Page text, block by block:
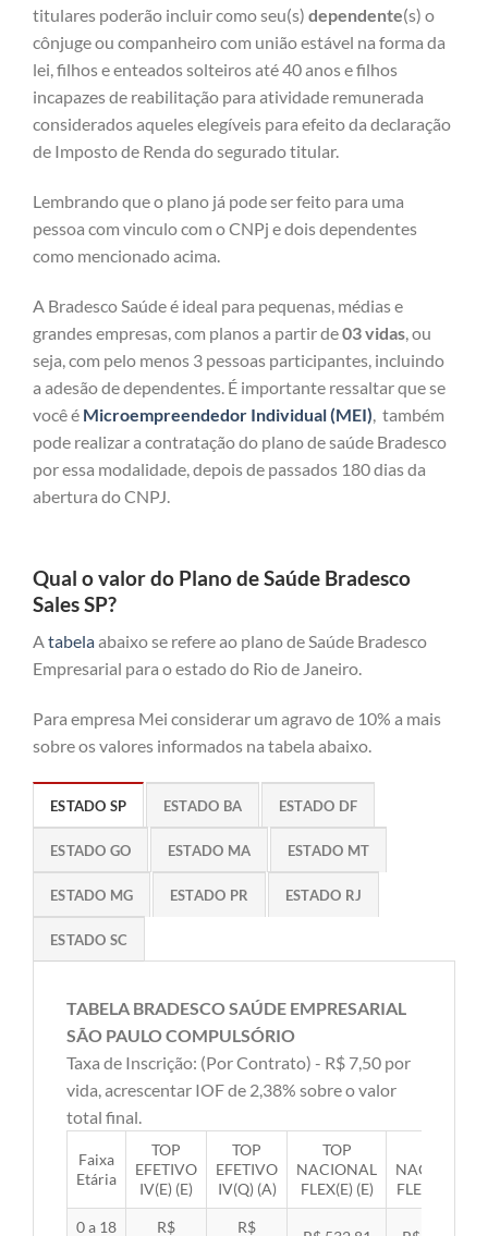
titulares poderão incluir como seu(s) dependente(s) o
cônjuge ou companheiro com união estável na forma da
lei, filhos e enteados solteiros até 40 anos e filhos
incapazes de reabilitação para atividade remunerada
considerados aqueles elegíveis para efeito da declaração
de Imposto de Renda do segurado titular.
Lembrando que o plano já pode ser feito para uma
pessoa com vinculo com o CNPj e dois dependentes
como mencionado acima.
A Bradesco Saúde é ideal para pequenas, médias e
grandes empresas, com planos a partir de03 vidas, ou
seja, com pelo menos 3 pessoas participantes, incluindo
a adesão de dependentes. É importante ressaltar que se
você é Microempreendedor Individual (MEI), também
pode realizar a contratação do plano de saúde Bradesco
por essa modalidade, depois de passados 180 dias da
abertura do CNPJ.
Qual o valor do Plano de Saúde Bradesco
Sales SP?
Atabelaabaixo se refere ao plano de Saúde Bradesco
Empresarial para o estado do Rio de Janeiro.
Para empresa Mei considerar um agravo de 10% a mais
sobre os valores informados na tabela abaixo.
ESTADO SP ESTADO BA ESTADO DF
ESTADO GO ESTADO MA ESTADO MT
ESTADO MG ESTADO PR ESTADO RJ
ESTADO SC
TABELA BRADESCO SAÚDE EMPRESARIAL
SÃO PAULO COMPULSÓRIO
Taxa de Inscrição: (Por Contrato) - R$ 7,50 por
vida, acrescentar IOF de 2,38% sobre o valor
total final.
Faixa
Etária
TOP
EFETIVO
IV(E) (E)
TOP
EFETIVO
IV(Q) (A)
TOP
NACIONAL
FLEX(E) (E)
NACIONAL
FLEX(Q) (A)
0 a 18 R$ R$